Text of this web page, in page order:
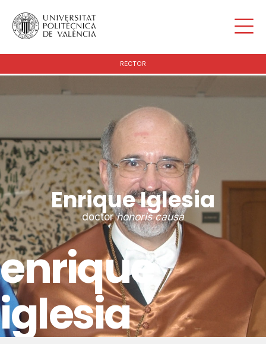
RECTOR
enrique
iglesia
Enrique Iglesia
doctorhonoris causa